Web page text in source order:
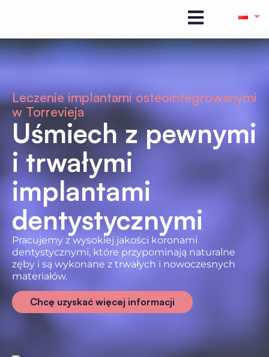
Leczenie implantami osteointegrowanymi
w Torrevieja
Uśmiech z pewnymi
i trwałymi
implantami
dentystycznymi
Pracujemy z wysokiej jakości koronami
dentystycznymi, które przypominają naturalne
zęby i są wykonane z trwałych i nowoczesnych
materiałów.
Chcę uzyskać więcej informacji